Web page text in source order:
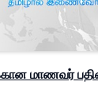
மாணவர்